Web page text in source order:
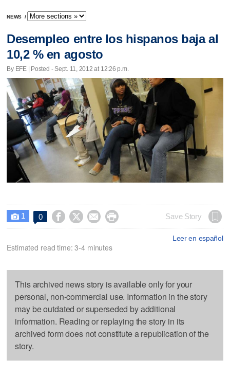
NEWS /
Desempleo entre los hispanos baja al
10,2 % en agosto
By EFE | Posted - Sept. 11, 2012 at 12:26 p.m.
 1 0     Save Story
Leer en español
Estimated read time: 3-4 minutes
This archived news story is available only for your
personal, non-commercial use. Information in the story
may be outdated or superseded by additional
information. Reading or replaying the story in its
archived form does not constitute a republication of the
story.